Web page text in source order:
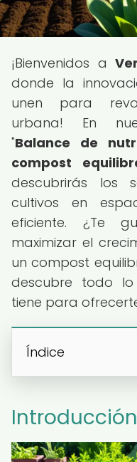
¡Bienvenidos a
donde la
unen para
urbana! En
"Balance de
compost
descubrirás los
cultivos en
eficiente. ¿Te
maximizar el
un compost
descubre todo
tiene para
Índice
Introducción